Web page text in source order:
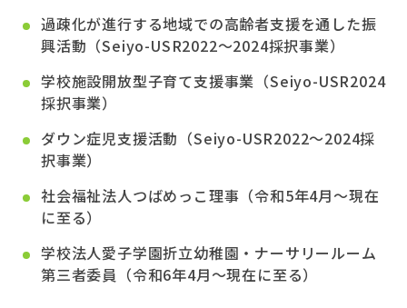
過疎化が進行する地域での高齢者支援を通した振
興活動（Seiyo-USR2022～2024採択事業）
学校施設開放型子育て支援事業（Seiyo-USR2024
採択事業）
ダウン症児支援活動（Seiyo-USR2022～2024採
択事業）
社会福祉法人つばめっこ理事（令和5年4月～現在
に至る）
学校法人愛子学園折立幼稚園・ナーサリールーム
第三者委員（令和6年4月～現在に至る）